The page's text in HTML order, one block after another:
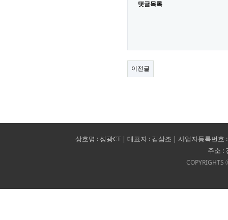
댓글목록
이전글
상호명 : 성광CT | 대표자 : 김삼조 | 사업자등록번호
주소 :
COPYRIGHTS